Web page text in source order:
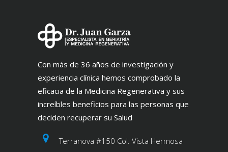
Con más de 36 años de investigación y
experiencia clínica hemos comprobado la
eficacia de la Medicina Regenerativa y sus
increíbles beneficios para las personas que
deciden recuperar su Salud
Terranova #150 Col. Vista Hermosa